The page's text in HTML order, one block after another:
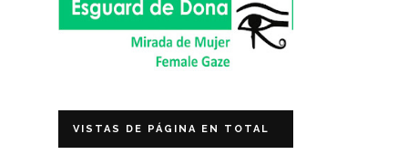
VISTAS DE PÁGINA EN TOTAL